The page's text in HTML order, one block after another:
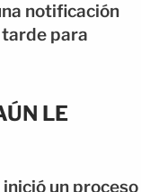
notificación
para
LE
un proceso